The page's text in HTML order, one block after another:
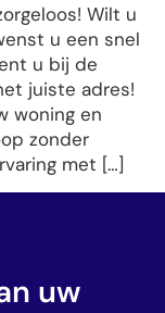
Wilt u
u een snel
u bij de
juiste adres!
woning en
zonder
met […]
uw